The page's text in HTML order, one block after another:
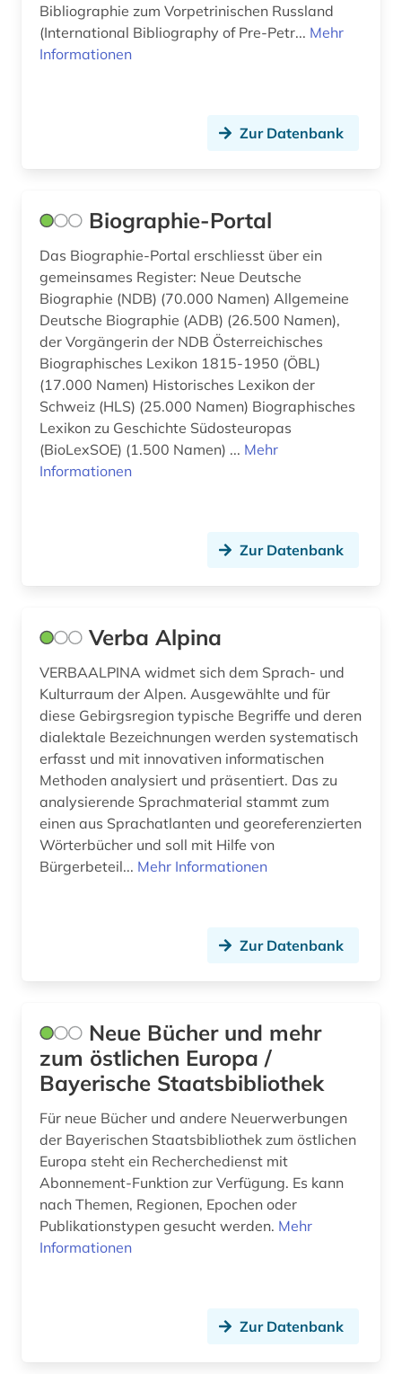
Bibliographie zum Vorpetrinischen Russland
(International Bibliography of Pre-Petr... Mehr
Informationen
Zur Datenbank
Biographie-Portal
Das Biographie-Portal erschliesst über ein
gemeinsames Register: Neue Deutsche
Biographie (NDB) (70.000 Namen) Allgemeine
Deutsche Biographie (ADB) (26.500 Namen),
der Vorgängerin der NDB Österreichisches
Biographisches Lexikon 1815-1950 (ÖBL)
(17.000 Namen) Historisches Lexikon der
Schweiz (HLS) (25.000 Namen) Biographisches
Lexikon zu Geschichte Südosteuropas
(BioLexSOE) (1.500 Namen) ... Mehr
Informationen
Zur Datenbank
Verba Alpina
VERBAALPINA widmet sich dem Sprach- und
Kulturraum der Alpen. Ausgewählte und für
diese Gebirgsregion typische Begriffe und deren
dialektale Bezeichnungen werden systematisch
erfasst und mit innovativen informatischen
Methoden analysiert und präsentiert. Das zu
analysierende Sprachmaterial stammt zum
einen aus Sprachatlanten und georeferenzierten
Wörterbücher und soll mit Hilfe von
Bürgerbeteil... Mehr Informationen
Zur Datenbank
Neue Bücher und mehr
zum östlichen Europa /
Bayerische Staatsbibliothek
Für neue Bücher und andere Neuerwerbungen
der Bayerischen Staatsbibliothek zum östlichen
Europa steht ein Recherchedienst mit
Abonnement-Funktion zur Verfügung. Es kann
nach Themen, Regionen, Epochen oder
Publikationstypen gesucht werden. Mehr
Informationen
Zur Datenbank